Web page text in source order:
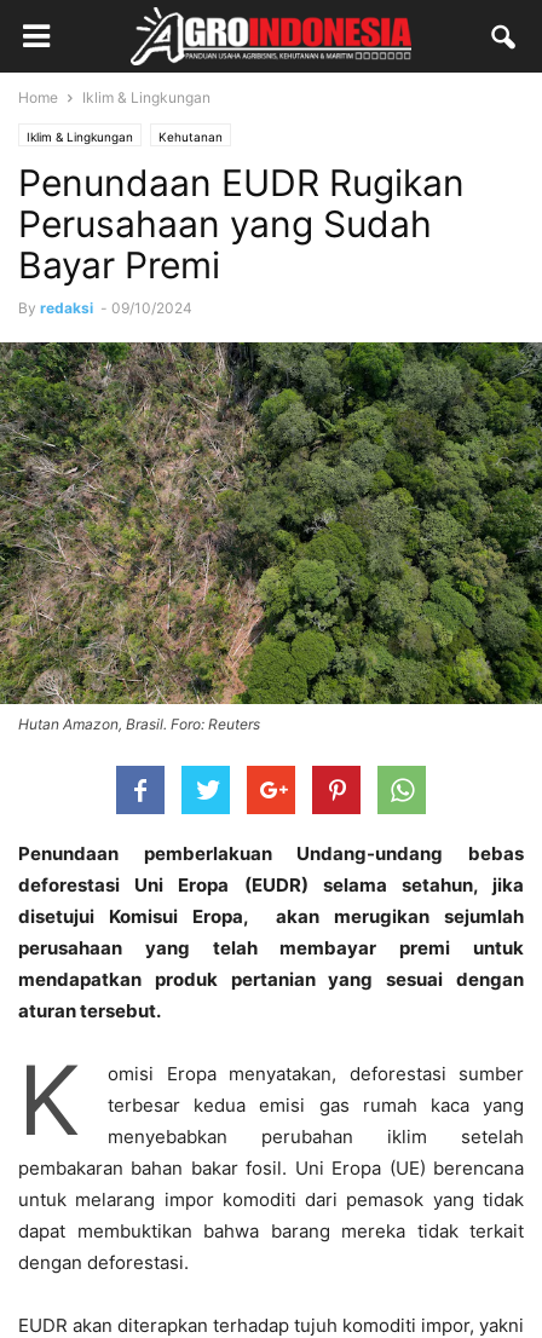
Home Iklim & Lingkungan
Iklim & Lingkungan Kehutanan
Penundaan EUDR Rugikan
Perusahaan yang Sudah
Bayar Premi
By redaksi - 09/10/2024
Hutan Amazon, Brasil. Foro: Reuters
Penundaan pemberlakuan Undang-undang bebas
deforestasi Uni Eropa (EUDR) selama setahun, jika
disetujui Komisui Eropa, akan merugikan sejumlah
perusahaan yang telah membayar premi untuk
mendapatkan produk pertanian yang sesuai dengan
aturan tersebut.
K
omisi Eropa menyatakan, deforestasi sumber
terbesar kedua emisi gas rumah kaca yang
menyebabkan perubahan iklim setelah
pembakaran bahan bakar fosil. Uni Eropa (UE) berencana
untuk melarang impor komoditi dari pemasok yang tidak
dapat membuktikan bahwa barang mereka tidak terkait
dengan deforestasi.
EUDR akan diterapkan terhadap tujuh komoditi impor, yakni